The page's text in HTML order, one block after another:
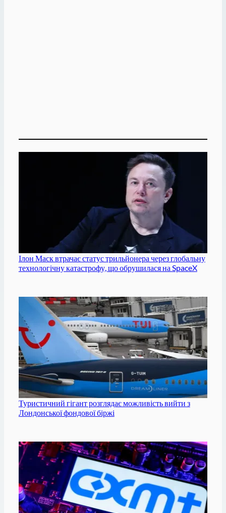
Ілон Маск втрачає статус трильйонера через глобальну
технологічну катастрофу, що обрушилася на SpaceX
Туристичний гігант розглядає можливість вийти з
Лондонської фондової біржі